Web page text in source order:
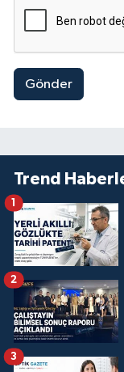
Gönder
Trend
1
2
3